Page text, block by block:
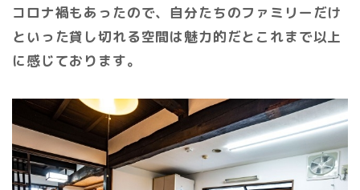
コロナ禍もあったので、自分たちのファミリーだけ
といった貸し切れる空間は魅力的だとこれまで以上
に感じております。